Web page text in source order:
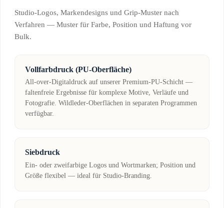
Studio-Logos, Markendesigns und Grip-Muster nach
Verfahren — Muster für Farbe, Position und Haftung vor
Bulk.
Vollfarbdruck (PU-Oberfläche)
All-over-Digitaldruck auf unserer Premium-PU-Schicht —
faltenfreie Ergebnisse für komplexe Motive, Verläufe und
Fotografie. Wildleder-Oberflächen in separaten Programmen
verfügbar.
Siebdruck
Ein- oder zweifarbige Logos und Wortmarken; Position und
Größe flexibel — ideal für Studio-Branding.